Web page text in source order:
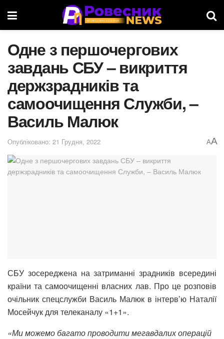
Одне з першочергових
завдань СБУ – викриття
держзрадників та
самоочищення Служби, –
Василь Малюк
Опубліковано: 21 Грудня, 2022 AA
СБУ зосереджена на затриманні зрадників всередині
країни та самоочищенні власних лав. Про це розповів
очільник спецслужби Василь Малюк в інтерв’ю Наталії
Мосейчук для телеканалу «1+1».
«Ми можемо багато проводити мегавдалих операцій